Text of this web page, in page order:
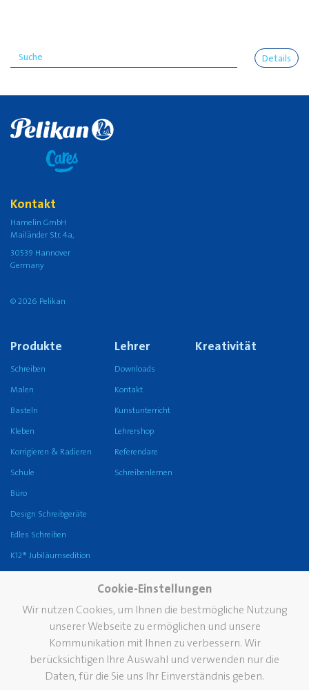
Details
Kontakt
Hamelin GmbH
Mailänder Str. 4a,
30539 Hannover
Germany
© 2026 Pelikan
Produkte
Schreiben
Malen
Basteln
Kleben
Korrigieren & Radieren
Schule
Büro
Design Schreibgeräte
Edles Schreiben
K12® Jubiläumsedition
Lehrer
Downloads
Kontakt
Kunstunterricht
Lehrershop
Referendare
Schreibenlernen
Kreativität
Die Marke Pelikan
Nachhaltigkeit
Karriere Service
FAQ
Händlersuche
Kataloge
Cookie-Einstellungen
Wir nutzen Cookies, um Ihnen die bestmögliche Nutzung
unserer Webseite zu ermöglichen und unsere
Kommunikation mit Ihnen zu verbessern. Wir
berücksichtigen Ihre Auswahl und verwenden nur die
Daten, für die Sie uns Ihr Einverständnis geben.